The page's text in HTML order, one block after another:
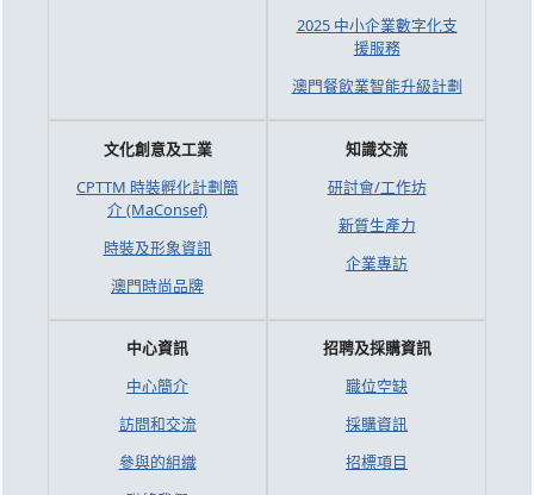
2025 中小企業數字化支
援服務
澳門餐飲業智能升級計劃
文化創意及工業
CPTTM 時裝孵化計劃簡
介 (MaConsef)
時裝及形象資訊
澳門時尚品牌
知識交流
研討會/工作坊
新質生產力
企業專訪
中心資訊
中心簡介
訪問和交流
參與的組織
招聘及採購資訊
職位空缺
採購資訊
招標項目